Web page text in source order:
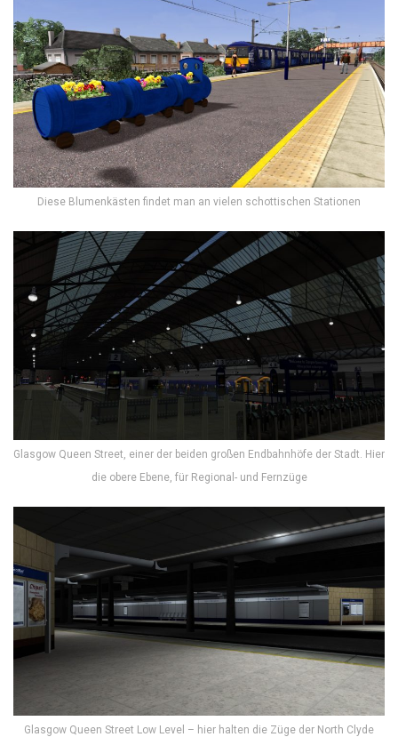
Diese Blumenkästen findet man an vielen schottischen Stationen
Glasgow Queen Street, einer der beiden großen Endbahnhöfe der Stadt. Hier
die obere Ebene, für Regional- und Fernzüge
Glasgow Queen Street Low Level – hier halten die Züge der North Clyde